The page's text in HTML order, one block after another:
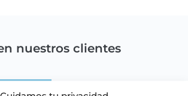
nuestros clientes